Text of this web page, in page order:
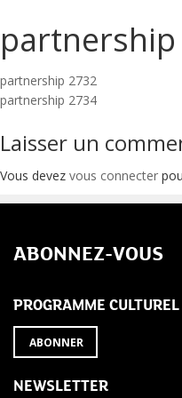
partnership
Navigation
l’article
partnership 2732
partnership 2734
Laisser un
Vous devez vous connecter
ABONNEZ-VOUS
PROGRAMME CULTUREL
ABONNER
NEWSLETTER